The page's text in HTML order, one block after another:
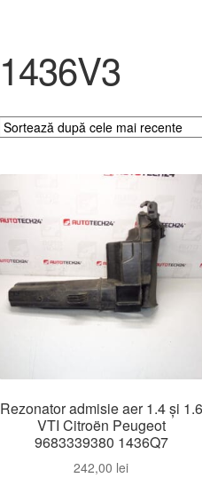
1436V3
Rezonator admisie aer 1.4 și 1.6
VTI Citroën Peugeot
9683339380 1436Q7
242,00 lei